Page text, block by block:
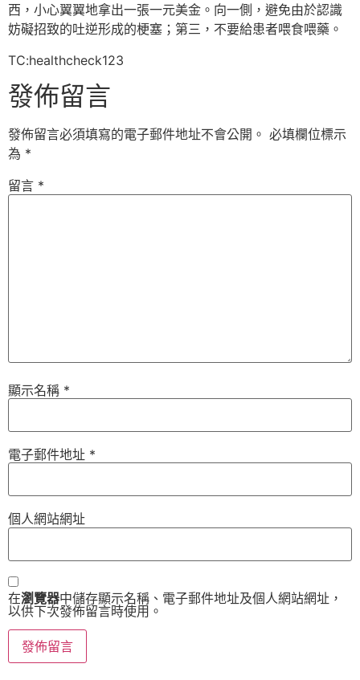
西，小心翼翼地拿出一張一元美金。向一側，避免由於認識
妨礙招致的吐逆形成的梗塞；第三，不要給患者喂食喂藥。
TC:healthcheck123
發佈留言
發佈留言必須填寫的電子郵件地址不會公開。 必填欄位標示
為 *
留言 *
顯示名稱 *
電子郵件地址 *
個人網站網址
在瀏覽器中儲存顯示名稱、電子郵件地址及個人網站網址，
以供下次發佈留言時使用。